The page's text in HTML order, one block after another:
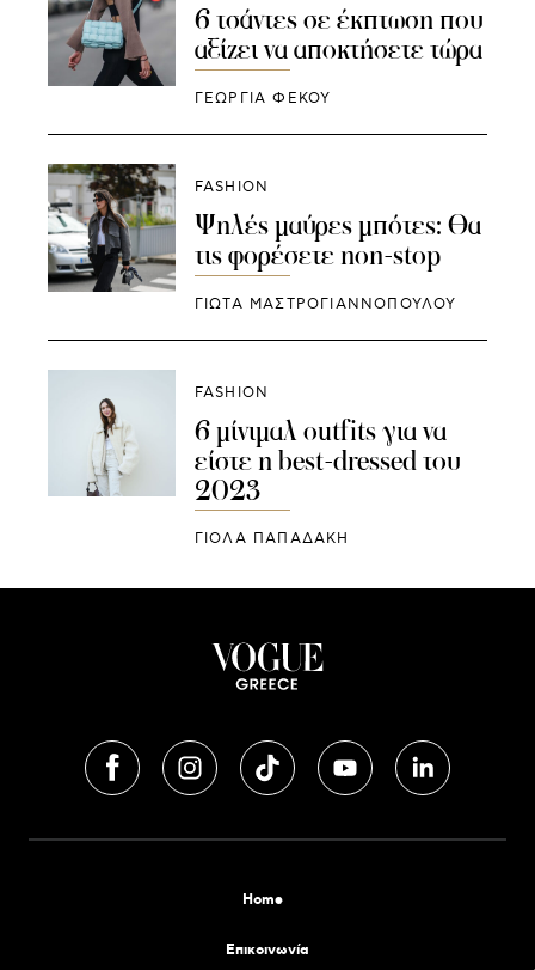
6 τσάντες σε έκπτωση που
αξίζει να αποκτήσετε τώρα
ΓΕΩΡΓΙΑ ΦΕΚΟΥ
FASHION
Ψηλές μαύρες μπότες: Θα
τις φορέσετε non-stop
ΓΙΩΤΑ ΜΑΣΤΡΟΓΙΑΝΝΟΠΟΥΛΟΥ
FASHION
6 μίνιμαλ outfits για να
είστε η best-dressed του
2023
ΓΙΌΛΑ ΠΑΠΑΔΆΚΗ
Home
Επικοινωνία